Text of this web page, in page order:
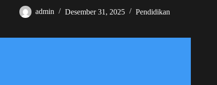
admin Desember 31, 2025 Pendidikan